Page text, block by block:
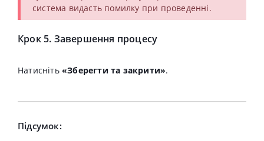
система видасть помилку при проведенні.
Крок 5. Завершення процесу
Натисніть «Зберегти та закрити».
Підсумок: